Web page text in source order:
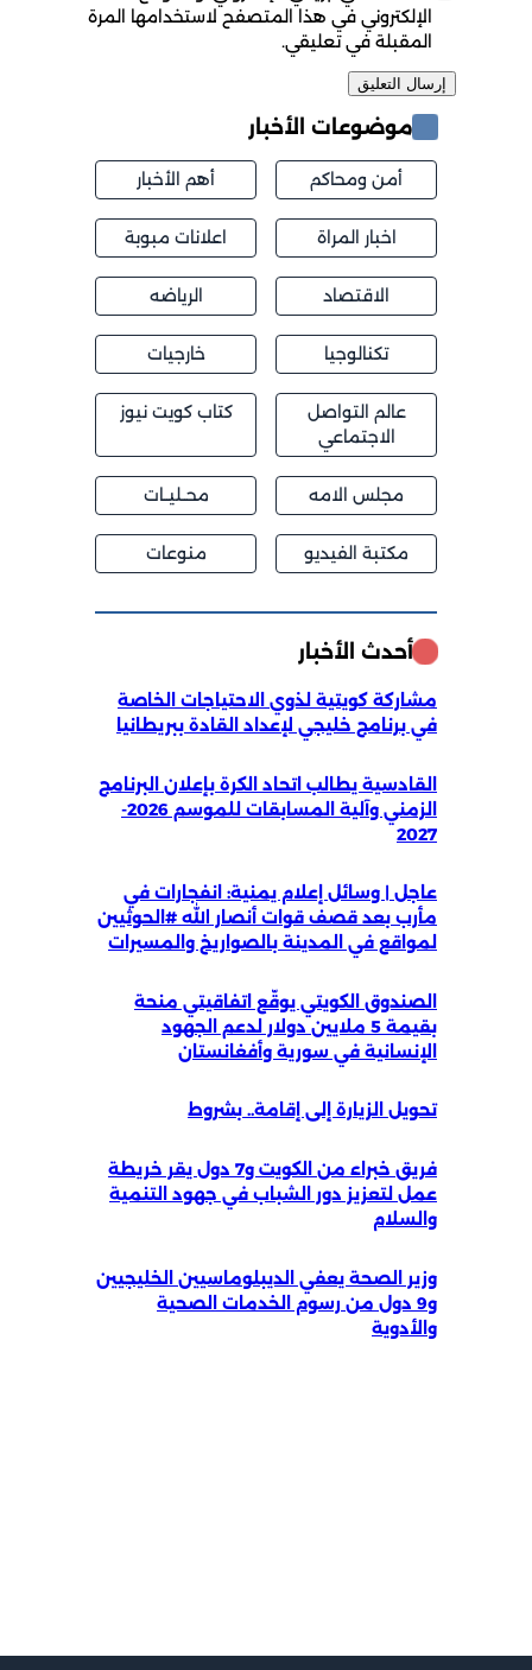
الإلكتروني في هذا المتصفح لاستخدامها المرة
المقبلة في تعليقي.
موضوعات الأخبار
أمن ومحاكم أهم الأخبار
اخبار المراة اعلانات مبوبة
الاقتصاد الرياضه
تكنالوجيا خارجيات
عالم التواصل
الاجتماعي
كتاب كويت نيوز
مجلس الامه محــليــات
مكتبة الفيديو منوعات
أحدث الأخبار
مشاركة كويتية لذوي الاحتياجات الخاصة
في برنامج خليجي لإعداد القادة ببريطانيا
القادسية يطالب اتحاد الكرة بإعلان البرنامج
الزمني وآلية المسابقات للموسم 2026-
2027
عاجل | وسائل إعلام يمنية: انفجارات في
مأرب بعد قصف قوات أنصار الله #الحوثيين
لمواقع في المدينة بالصواريخ والمسيرات
الصندوق الكويتي يوقّع اتفاقيتي منحة
بقيمة 5 ملايين دولار لدعم الجهود
الإنسانية في سورية وأفغانستان
تحويل الزيارة إلى إقامة.. بشروط
فريق خبراء من الكويت و7 دول يقر خريطة
عمل لتعزيز دور الشباب في جهود التنمية
والسلام
وزير الصحة يعفي الديبلوماسيين الخليجيين
و9 دول من رسوم الخدمات الصحية
والأدوية